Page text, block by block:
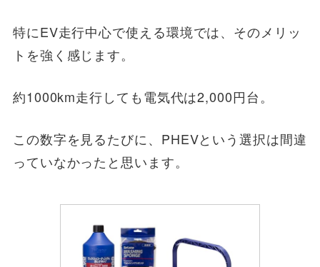
特にEV走行中心で使える環境では、そのメリッ
トを強く感じます。
約1000km走行しても電気代は2,000円台。
この数字を見るたびに、PHEVという選択は間違
っていなかったと思います。